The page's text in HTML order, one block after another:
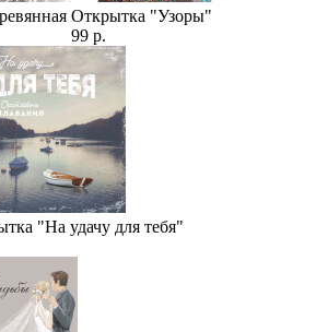
Открытка "Узоры"
99 р.
"На удачу для тебя"